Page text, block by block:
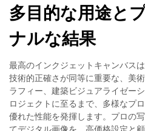
多目的な用途と
ナルな結果
最高のインクジェットキャンバス
技術的正確さが同等に重要な、美
ラフィー、建築ビジュアライゼー
ロジェクトに至るまで、多様なプ
優れた性能を発揮します。プロの